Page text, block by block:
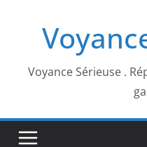
Voyance Sérieuse .